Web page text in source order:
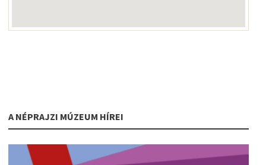
A NÉPRAJZI MÚZEUM HÍREI